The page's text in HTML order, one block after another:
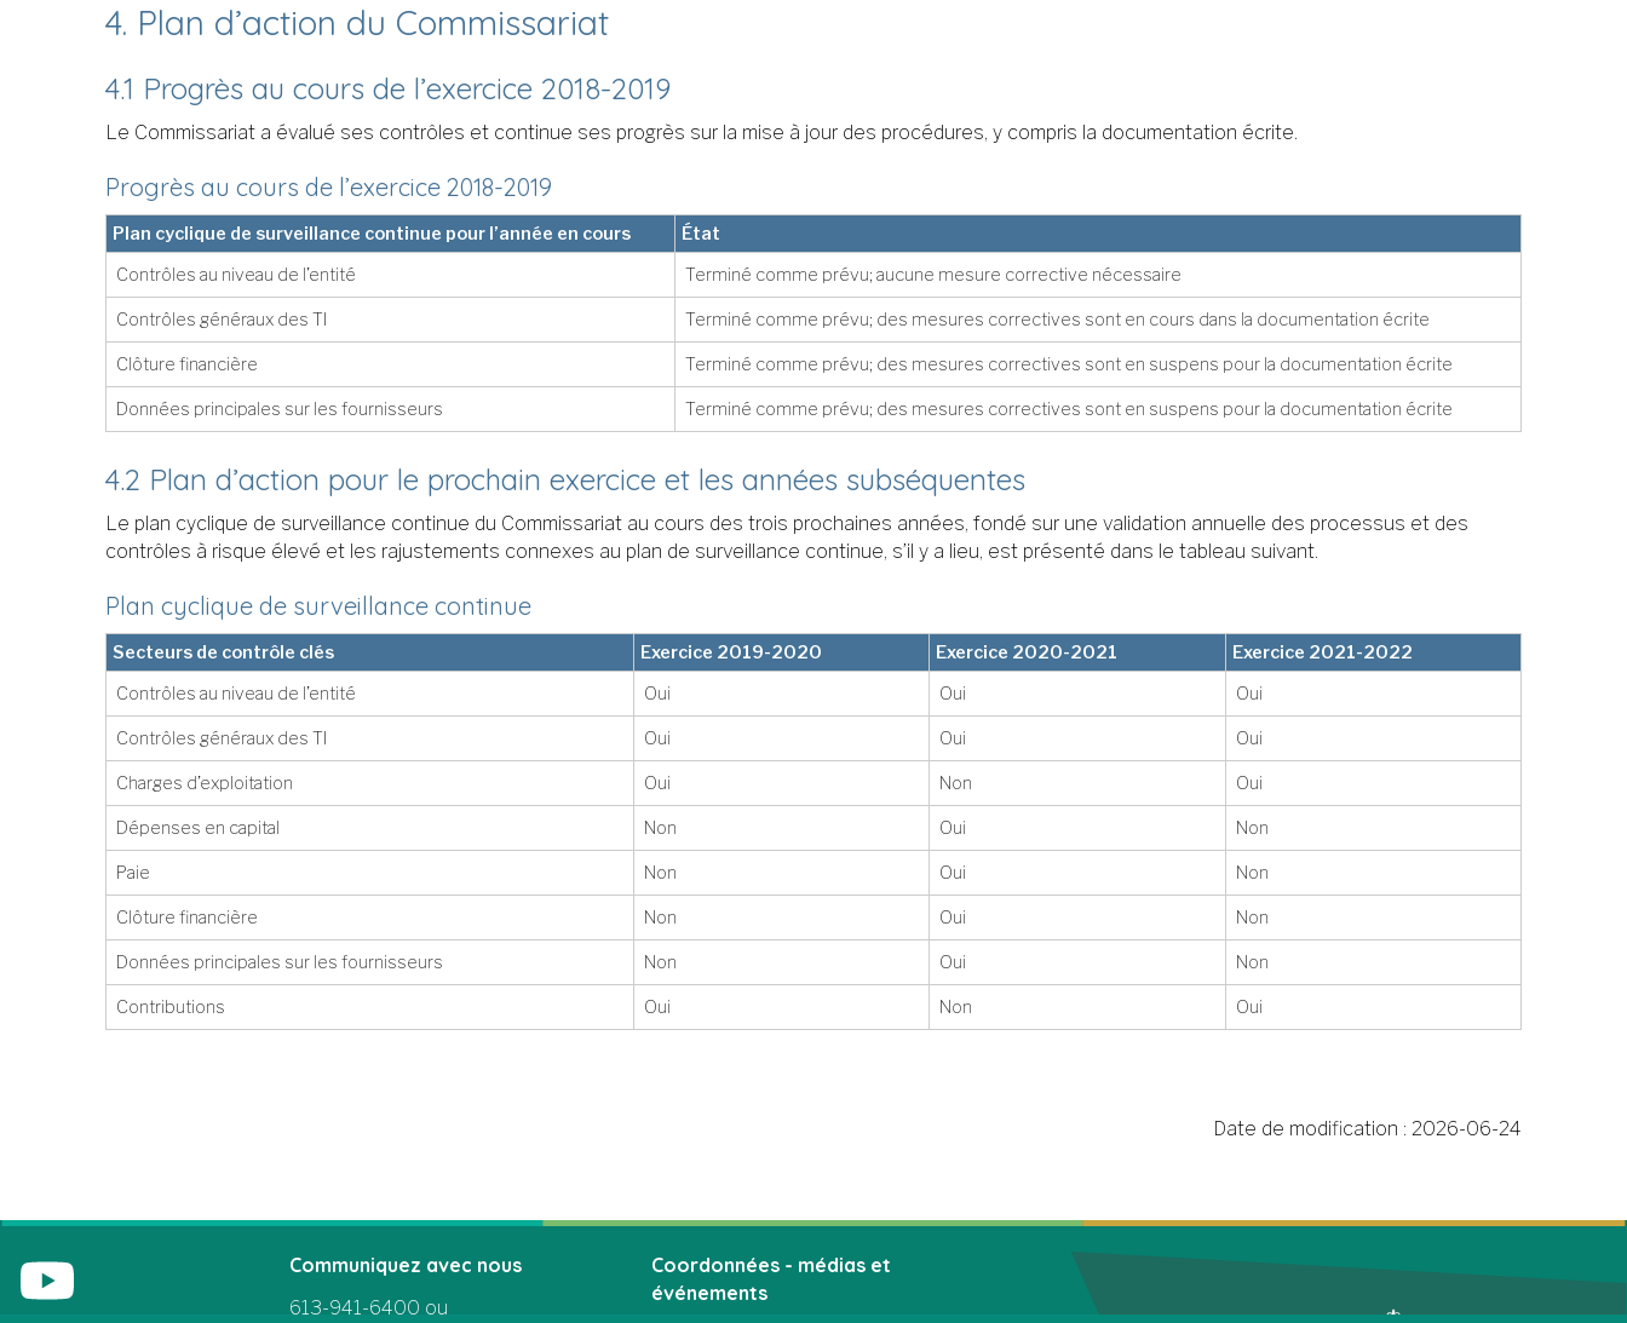
4. Plan d’action du Commissariat
4.1 Progrès au cours de l’exercice 2018-2019
Le Commissariat a évalué ses contrôles et continue ses progrès sur la mise à jour des procédures, y compris la documentation écrite.
Progrès au cours de l’exercice 2018-2019
Plan cyclique de surveillance continue pour l’année en cours
État
Contrôles au niveau de l’entité
Terminé comme prévu; aucune mesure corrective nécessaire
Contrôles généraux des TI Terminé comme prévu; des mesures correctives sont en cours dans la documentation écrite
Clôture financière Terminé comme prévu; des mesures correctives sont en suspens pour la documentation écrite
Données principales sur les fournisseurs Terminé comme prévu; des mesures correctives sont en suspens pour la documentation écrite
4.2 Plan d’action pour le prochain exercice et les années subséquentes
Le plan cyclique de surveillance continue du Commissariat au cours des trois prochaines années, fondé sur une validation annuelle des processus et des
contrôles à risque élevé et les rajustements connexes au plan de surveillance continue, s’il y a lieu, est présenté dans le tableau suivant.
Plan cyclique de surveillance continue
Secteurs de contrôle clés Exercice 2019-2020 Exercice 2020-2021
Exercice 2021-2022
Contrôles au niveau de l’entité
Oui Oui Oui
Contrôles généraux des TI Oui Oui Oui
Charges d’exploitation Oui Non Oui
Dépenses en capital Non Oui Non
Paie Non Oui Non
Clôture financière Non Oui Non
Données principales sur les fournisseurs Non Oui Non
Contributions Oui Non Oui
Date de modification : 2026-06-24
Communiquez avec nous
613-941-6400 ou
Coordonnées - médias et
événements